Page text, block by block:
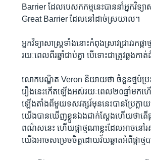
Barrier ដែល​បេសកកម្ម​នេះ​បាន​នាំ​អ្នក​វិទ្យ
Great Barrier ដែល​នៅ​ដាច់​ស្រយាល។
អ្នក​វិទ្យាសាស្ត្រ​ទាំង​នោះ​កំពុង​ស្រាវជ្រាវ​រ
រយៈពេល​ពីរ​ឆ្នាំ​ជាប់​គ្នា បើ​ទោះ​ជា​ត្រូវ​ឆ្លង​
លោក​បណ្ឌិត Veron និយាយ​ថា ​ចំនួន​ថ្ម​ប៉ប្រ
រឿង​នេះកើតឡើង​អស់​រយៈ​ពេល​២០​ឆ្នាំ​មក​ហ
ឡើង​តាំង​ពី​មួ​យទសវត្សរ៍​មុន​នេះ​បាន​ប្រែ​ក្ល
យើង​បាន​ឃើញ​ខ្លួន​ឯង​ជាក់​ស្តែង​ហើយ​ថា​តើ​ផ្
ពណ៌ស​នេះ ហើយ​ផ្កាថ្ម​ណា​ខ្លះ​ដែល​អាច​នៅ​
យើងអាច​សម្រេច​ចិត្ត​ដោយ​វ័យ​ឆ្លាត​អំពី​ផ្កា